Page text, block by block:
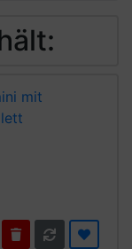
mit